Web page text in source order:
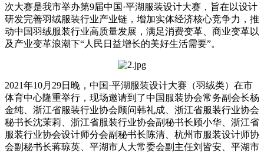
次大赛是我市举办第9届中国·平湖服装设计大赛，旨在以设计
研发完善羽绒服装行业产业链，增加实体经济核心竞争力，推
动中国羽绒服装行业高质量发展，满足消费变革、商业变革以
及产业变革浪潮下“人民日益增长的美好生活需要”。
2021年10月29日晚，中国·平湖服装设计大赛（羽绒类）在市
体育中心隆重举行，现场邀请到了中国服装协会常务副会长杨
金纯、浙江省服装行业协会顾问韩礼成、浙江省服装行业协会
秘书长沈茉莉、浙江省服装行业协会副秘书长顾小华、浙江省
服装行业协会设计师分会副秘书长陈清、杭州市服装设计师协
会副秘书长蒋琼英、平湖市人大常委会副主任刘皆安、平湖市